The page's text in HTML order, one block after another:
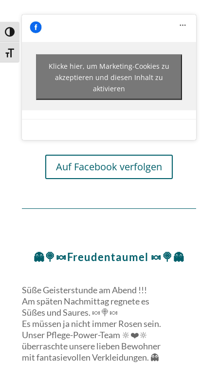
Umschalten auf hohe Kontraste
Schrift vergrößern
Klicke hier, um Marketing-Cookies zu
akzeptieren und diesen Inhalt zu
aktivieren
Auf Facebook verfolgen
👻🍭🍬Freudentaumel 🍬🍭👻
Süße Geisterstunde am Abend !!!
Am späten Nachmittag regnete es
Süßes und Saures. 🍬🍭🍬
Es müssen ja nicht immer Rosen sein.
Unser Pflege-Power-Team 🔆❤️🔆
überraschte unsere lieben Bewohner
mit fantasievollen Verkleidungen. 👻